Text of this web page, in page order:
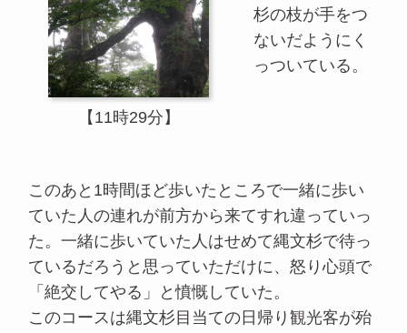
【11時29分】
杉の枝が手をつ
ないだようにく
っついている。
このあと1時間ほど歩いたところで一緒に歩い
ていた人の連れが前方から来てすれ違っていっ
た。一緒に歩いていた人はせめて縄文杉で待っ
ているだろうと思っていただけに、怒り心頭で
「絶交してやる」と憤慨していた。
このコースは縄文杉目当ての日帰り観光客が殆